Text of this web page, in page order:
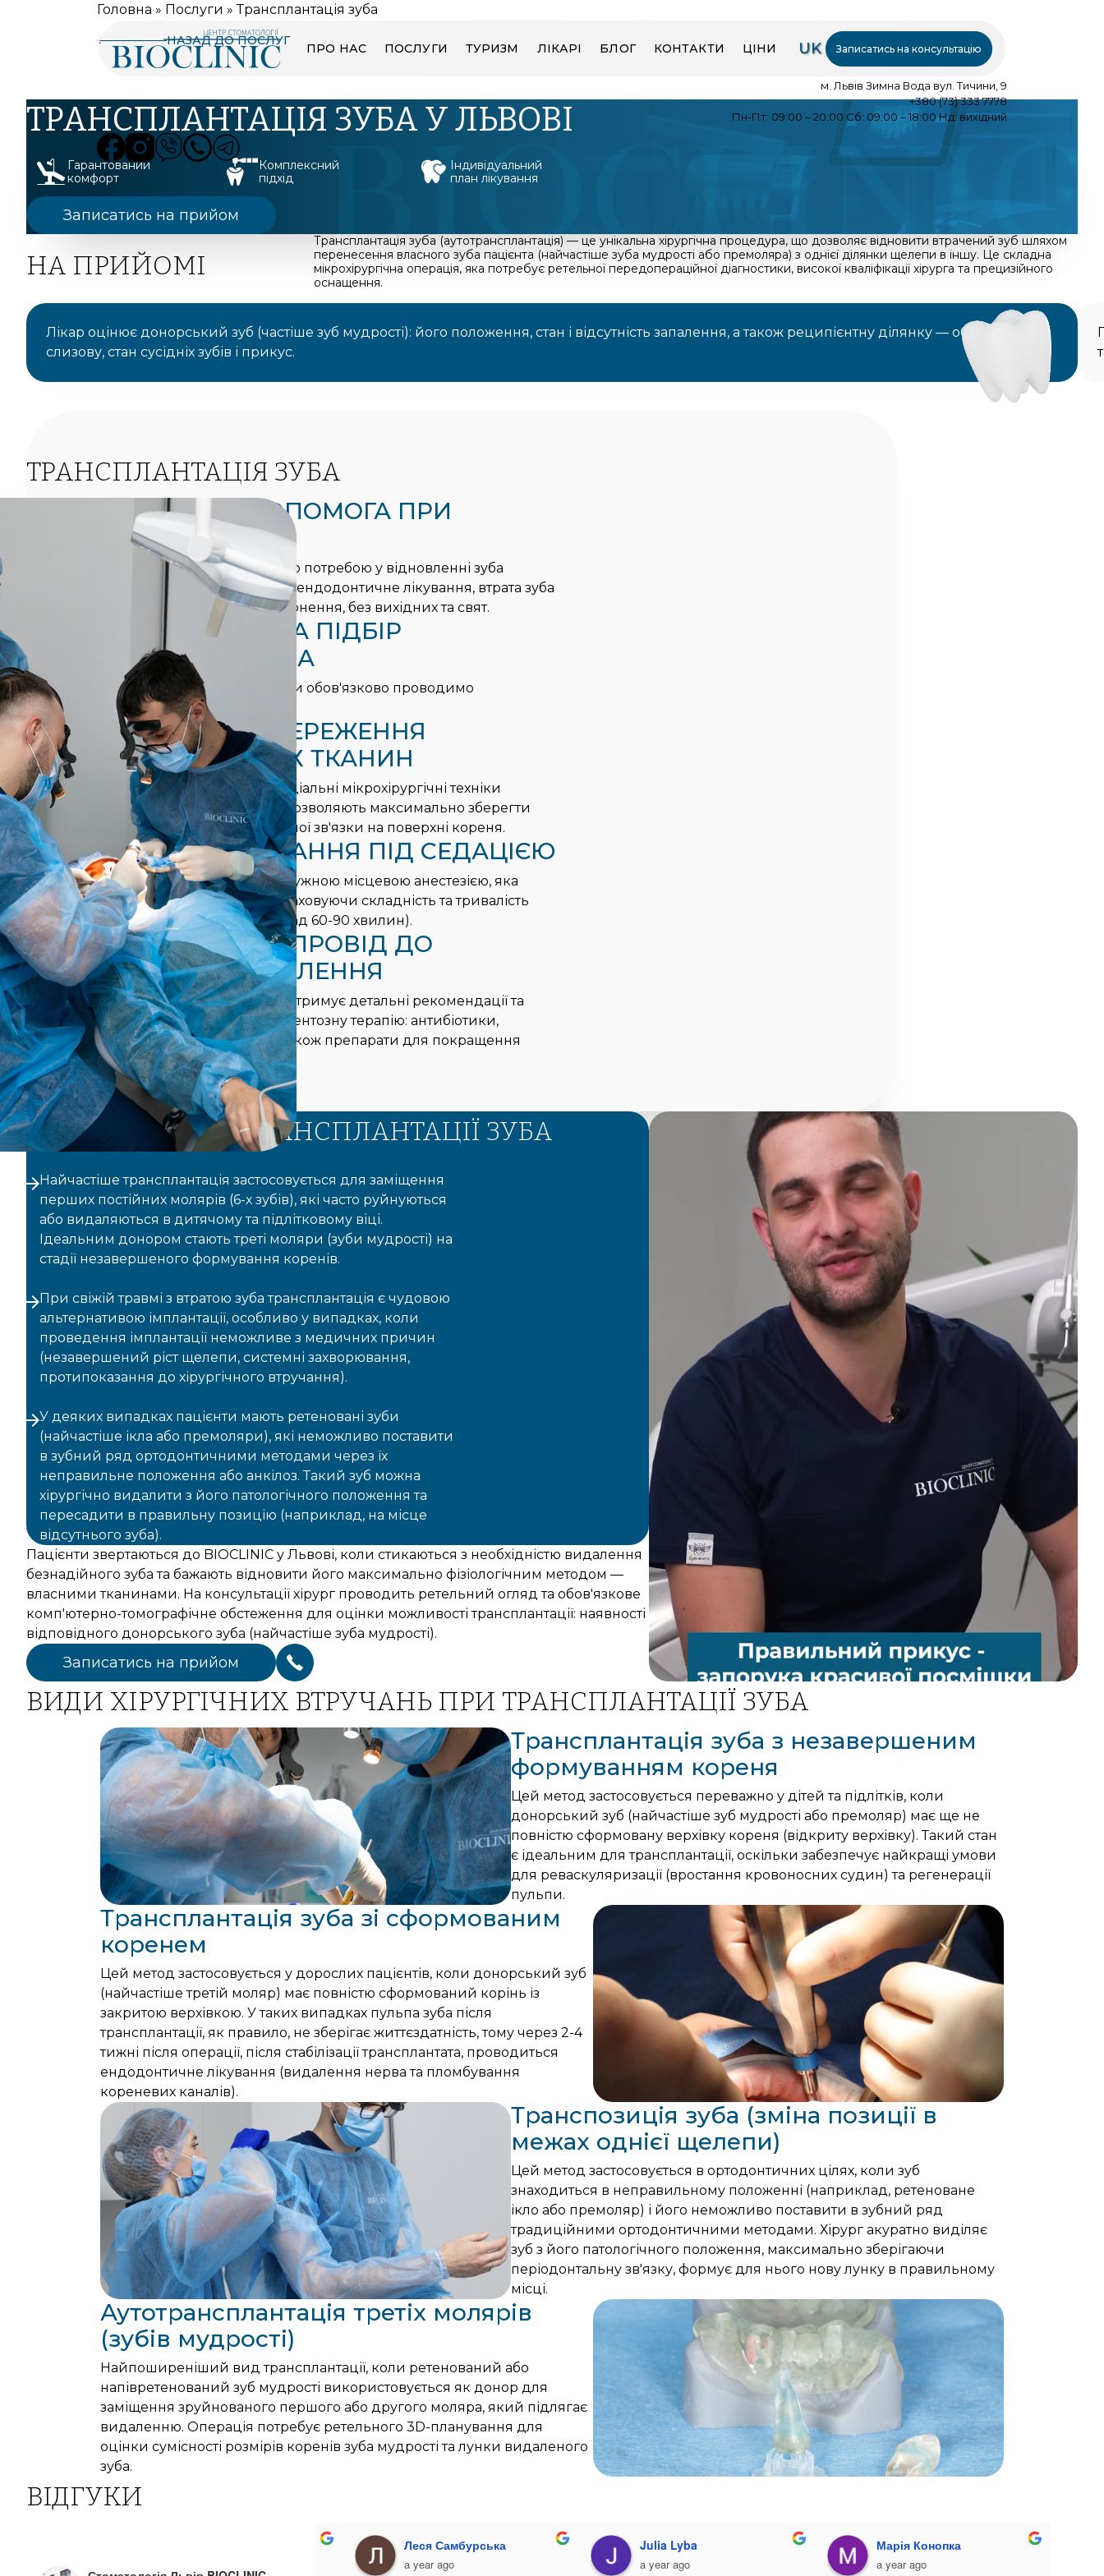
ПРО НАС ПОСЛУГИ ТУРИЗМ ЛІКАРІ БЛОГ КОНТАКТИ ЦІНИ UK Записатись на консультацію
м. Львів Зимна Вода вул. Тичини, 9
+380 (73) 333 7778
Пн-Пт: 09:00 – 20:00 Сб: 09:00 – 18:00 Нд: вихідний
Головна » Послуги »Трансплантація зуба
НАЗАД ДО ПОСЛУГ
ТРАНСПЛАНТАЦІЯ ЗУБА У ЛЬВОВІ
Гарантований
комфорт
Комплексний
підхід
Індивідуальний
план лікування
Записатись на прийом
НА ПРИЙОМІ
Трансплантація зуба (аутотрансплантація) — це унікальна хірургічна процедура, що дозволяє відновити втрачений зуб шляхом
перенесення власного зуба пацієнта (найчастіше зуба мудрості або премоляра) з однієї ділянки щелепи в іншу. Це складна
мікрохірургічна операція, яка потребує ретельної передопераційної діагностики, високої кваліфікації хірурга та прецизійного
оснащення.
Лікар оцінює донорський зуб (частіше зуб мудрості): його положення, стан і відсутність запалення, а також реципієнтну ділянку — об’єм кістки,
слизову, стан сусідніх зубів і прикус.
ТРАНСПЛАНТАЦІЯ ЗУБА
НЕВІДКЛАДНА ДОПОМОГА ПРИ
ГОСТРИХ СТАНАХ
Ми приймаємо пацієнтів із гострою потребою у відновленні зуба
(травматичне видалення, невдале ендодонтичне лікування, втрата зуба
внаслідок ускладнень) у день звернення, без вихідних та свят.
3D-ПЛАНУВАННЯ ТА ПІДБІР
ДОНОРСЬКОГО ЗУБА
Перед кожною трансплантацією ми обов'язково проводимо
комп'ютерну томографію.
3
МАКСИМАЛЬНЕ ЗБЕРЕЖЕННЯ
ПЕРІОДОНТАЛЬНИХ ТКАНИН
Наші хірурги використовують спеціальні мікрохірургічні техніки
виділення донорського зуба, які дозволяють максимально зберегти
життєздатні клітини періодонтальної зв'язки на поверхні кореня.
4 БЕЗБОЛІСНЕ ЛІКУВАННЯ ПІД СЕДАЦІЄЮ
Усі втручання проводяться під потужною місцевою анестезією, яка
гарантує абсолютний комфорт. Враховуючи складність та тривалість
операції трансплантації (часто понад 60-90 хвилин).
5
КОМПЛЕКСНИЙ СУПРОВІД ДО
ПОВНОГО ПРИЖИВЛЕННЯ
Після трансплантації зуба пацієнт отримує детальні рекомендації та
індивідуально підібрану медикаментозну терапію: антибіотики,
протизапальні, знеболювальні, а також препарати для покращення
мікроциркуляції.
ПОКАЗАННЯ ДО ТРАНСПЛАНТАЦІЇ ЗУБА
Найчастіше трансплантація застосовується для заміщення
перших постійних молярів (6-х зубів), які часто руйнуються
або видаляються в дитячому та підлітковому віці.
Ідеальним донором стають треті моляри (зуби мудрості) на
стадії незавершеного формування коренів.
При свіжій травмі з втратою зуба трансплантація є чудовою
альтернативою імплантації, особливо у випадках, коли
проведення імплантації неможливе з медичних причин
(незавершений ріст щелепи, системні захворювання,
протипоказання до хірургічного втручання).
У деяких випадках пацієнти мають ретеновані зуби
(найчастіше ікла або премоляри), які неможливо поставити
в зубний ряд ортодонтичними методами через їх
неправильне положення або анкілоз. Такий зуб можна
хірургічно видалити з його патологічного положення та
пересадити в правильну позицію (наприклад, на місце
відсутнього зуба).
Пацієнти звертаються до BIOCLINIC у Львові, коли стикаються з необхідністю видалення
безнадійного зуба та бажають відновити його максимально фізіологічним методом —
власними тканинами. На консультації хірург проводить ретельний огляд та обов'язкове
комп'ютерно-томографічне обстеження для оцінки можливості трансплантації: наявності
відповідного донорського зуба (найчастіше зуба мудрості).
Записатись на прийом
ВИДИ ХІРУРГІЧНИХ ВТРУЧАНЬ ПРИ ТРАНСПЛАНТАЦІЇ ЗУБА
Трансплантація зуба з незавершеним
формуванням кореня
Цей метод застосовується переважно у дітей та підлітків, коли
донорський зуб (найчастіше зуб мудрості або премоляр) має ще не
повністю сформовану верхівку кореня (відкриту верхівку). Такий стан
є ідеальним для трансплантації, оскільки забезпечує найкращі умови
для реваскуляризації (вростання кровоносних судин) та регенерації
пульпи.
Трансплантація зуба зі сформованим
коренем
Цей метод застосовується у дорослих пацієнтів, коли донорський зуб
(найчастіше третій моляр) має повністю сформований корінь із
закритою верхівкою. У таких випадках пульпа зуба після
трансплантації, як правило, не зберігає життєздатність, тому через 2-4
тижні після операції, після стабілізації трансплантата, проводиться
ендодонтичне лікування (видалення нерва та пломбування
кореневих каналів).
Транспозиція зуба (зміна позиції в
межах однієї щелепи)
Цей метод застосовується в ортодонтичних цілях, коли зуб
знаходиться в неправильному положенні (наприклад, ретеноване
ікло або премоляр) і його неможливо поставити в зубний ряд
традиційними ортодонтичними методами. Хірург акуратно виділяє
зуб з його патологічного положення, максимально зберігаючи
періодонтальну зв'язку, формує для нього нову лунку в правильному
місці.
Аутотрансплантація третіх молярів
(зубів мудрості)
Найпоширеніший вид трансплантації, коли ретенований або
напівретенований зуб мудрості використовується як донор для
заміщення зруйнованого першого або другого моляра, який підлягає
видаленню. Операція потребує ретельного 3D-планування для
оцінки сумісності розмірів коренів зуба мудрості та лунки видаленого
зуба.
ВІДГУКИ
Anhelina Yermilius
a year ago
Діана Глуздань
a year ago
Яра Контрастів
a year ago